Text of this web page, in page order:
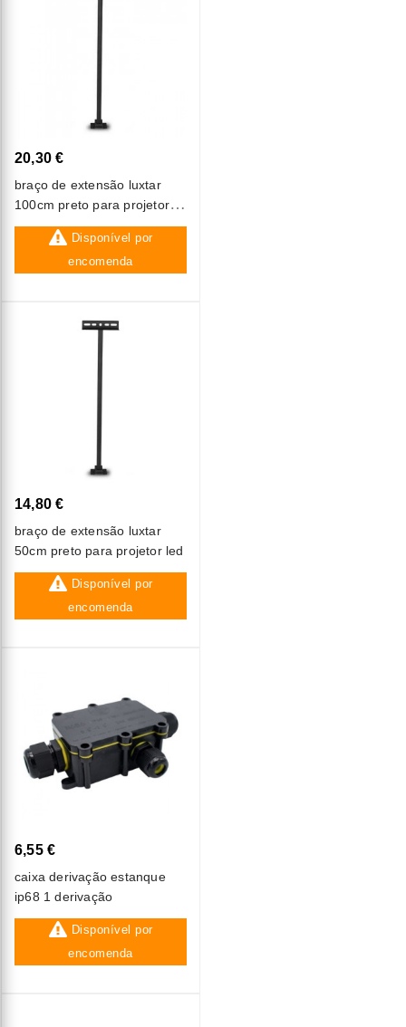
20,30 €
braço de extensão luxtar
100cm preto para projetor
led
Disponível por
encomenda
14,80 €
braço de extensão luxtar
50cm preto para projetor led
Disponível por
encomenda
6,55 €
caixa derivação estanque
ip68 1 derivação
Disponível por
encomenda